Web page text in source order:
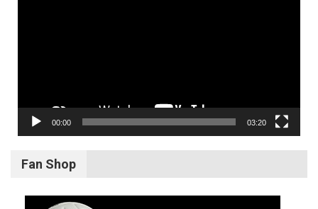
00:00 03:20
Fan Shop